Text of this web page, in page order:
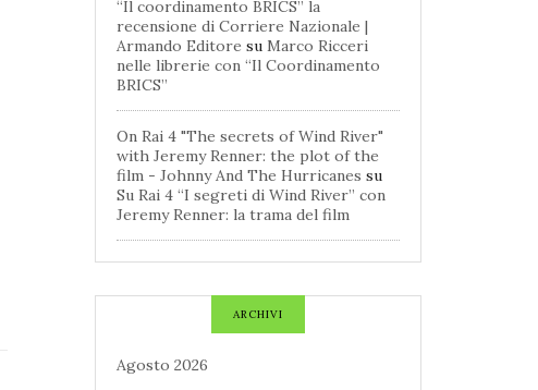
“Il coordinamento BRICS” la
recensione di Corriere Nazionale |
Armando Editore su Marco Ricceri
nelle librerie con “Il Coordinamento
BRICS”
On Rai 4 "The secrets of Wind River"
with Jeremy Renner: the plot of the
film - Johnny And The Hurricanes su
Su Rai 4 “I segreti di Wind River” con
Jeremy Renner: la trama del film
ARCHIVI
Agosto 2026